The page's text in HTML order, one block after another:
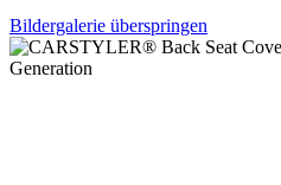
Bildergalerie überspringen